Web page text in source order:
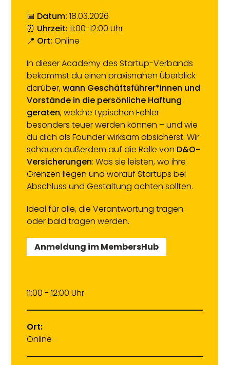
📅 Datum: 18.03.2026
⏰ Uhrzeit: 11:00-12:00 Uhr
📍 Ort: Online
In dieser Academy des Startup-Verbands
bekommst du einen praxisnahen Überblick
darüber,wann Geschäftsführer*innen und
Vorstände in die persönliche Haftung
geraten, welche typischen Fehler
besonders teuer werden können – und wie
du dich als Founder wirksam absicherst. Wir
schauen außerdem auf die Rolle von D&O-
Versicherungen: Was sie leisten, wo ihre
Grenzen liegen und worauf Startups bei
Abschluss und Gestaltung achten sollten.
Ideal für alle, die Verantwortung tragen
oder bald tragen werden.
Anmeldung im MembersHub
11:00 - 12:00 Uhr
Ort:
Online